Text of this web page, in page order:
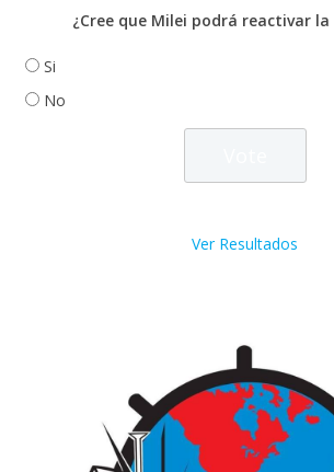
¿Cree que Milei podrá reactivar
Si
No
Ver Resultados